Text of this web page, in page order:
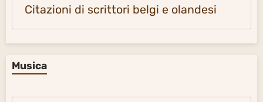
Citazioni di scrittori belgi e olandesi
Musica